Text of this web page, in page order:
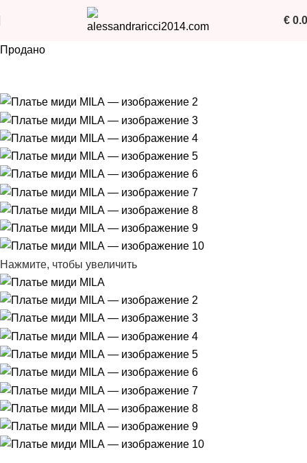
€
Продано
Нажмите, чтобы увеличить